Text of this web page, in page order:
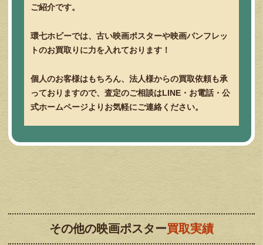
ご紹介です。
環七ホビーでは、古い映画ポスターや映画パンフレッ
トのお買取りに力を入れております！
個人のお客様はもちろん、法人様からの買取依頼も承
っておりますので、査定のご相談はLINE・お電話・公
式ホームページよりお気軽にご連絡ください。
その他の映画ポスター買取実績